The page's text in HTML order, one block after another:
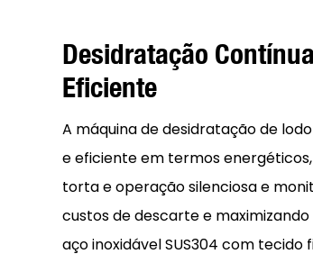
Desidratação
Eficiente
A máquina de desidratação de
e eficiente em termos
torta e operação silenciosa e
custos de descarte e
aço inoxidável SUS304 com